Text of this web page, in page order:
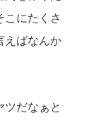
にたくさ
えばなんか
だなぁと